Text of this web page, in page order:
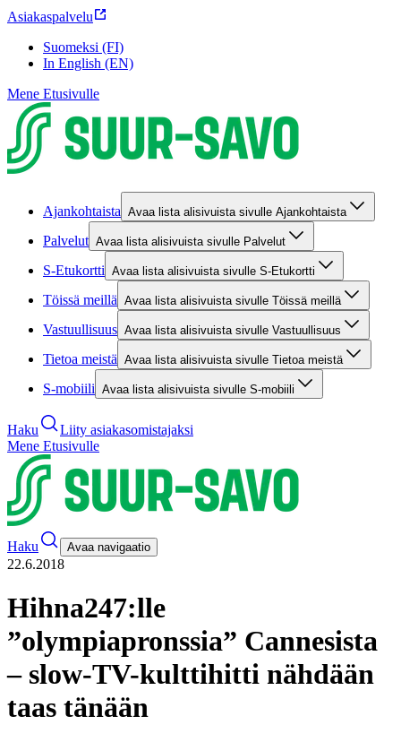
Asiakaspalvelu
Suomeksi (FI)
In English (EN)
Mene Etusivulle
Ajankohtaista Avaa lista alisivuista sivulle Ajankohtaista
Palvelut Avaa lista alisivuista sivulle Palvelut
S-Etukortti Avaa lista alisivuista sivulle S-Etukortti
Töissä meillä Avaa lista alisivuista sivulle Töissä meillä
Vastuullisuus Avaa lista alisivuista sivulle Vastuullisuus
Tietoa meistä Avaa lista alisivuista sivulle Tietoa meistä
S-mobiili Avaa lista alisivuista sivulle S-mobiili
Haku
Liity asiakasomistajaksi
Mene Etusivulle
Haku Avaa navigaatio
22.6.2018
Hihna247:lle
”olympiapronssia” Cannesista
– slow-TV-kulttihitti nähdään
taas tänään